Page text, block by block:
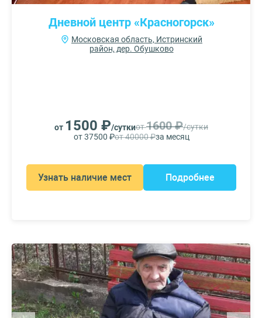
Дневной центр «Красногорск»
Московская область, Истринский
район, дер. Обушково
от 1500 ₽/суткиот1600 ₽/сутки
от 37500 ₽от 40000 ₽за месяц
Узнать наличие мест Подробнее